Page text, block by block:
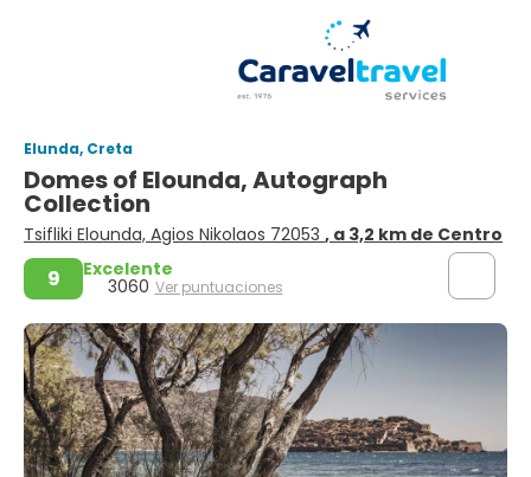
Elunda, Creta
Domes of Elounda, Autograph
Collection
Tsifliki Elounda, Agios Nikolaos 72053 , a 3,2 km de Centro
9 Excelente
3060 Ver puntuaciones